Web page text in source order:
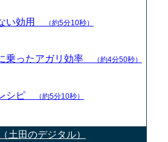
い効用 （約5分10秒）
乗ったアガリ効率 （約4分50秒）
シピ （約5分10秒）
土田のデジタル）